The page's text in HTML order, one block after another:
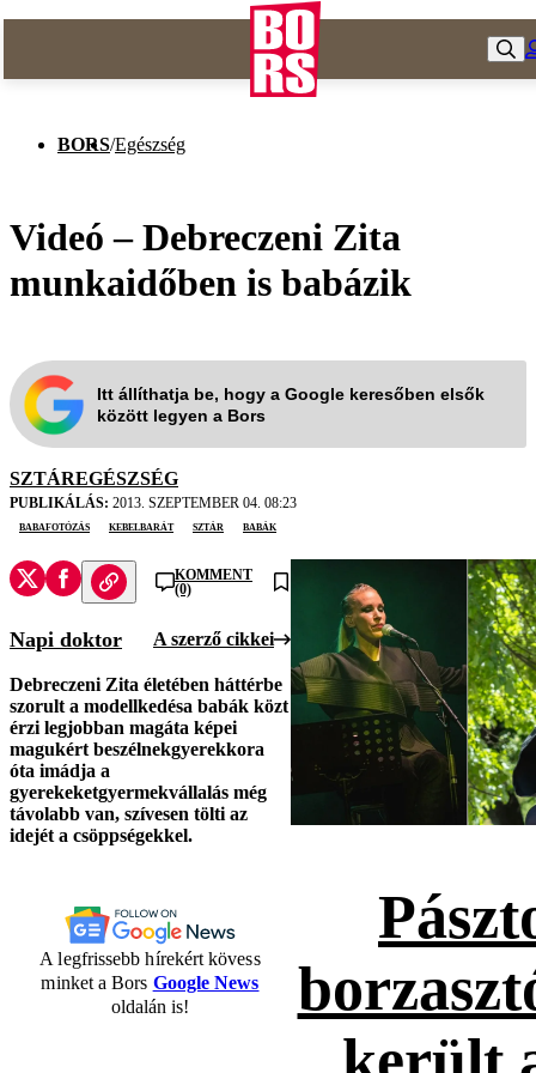
BORS/Egészség
Videó – Debreczeni Zita
munkaidőben is babázik
Itt állíthatja be, hogy a Google keresőben elsők
között legyen a Bors
SZTÁREGÉSZSÉG
PUBLIKÁLÁS: 2013. SZEPTEMBER 04. 08:23
babafotózás
Kebelbarát sztár babák
KOMMENT
(0)
Napi doktor A szerző cikkei
Debreczeni Zita életében háttérbe
szorult a modellkedésa babák közt
érzi legjobban magáta képei
magukért beszélnekgyerekkora
óta imádja a
gyerekeketgyermekvállalás még
távolabb van, szívesen tölti az
idejét a csöppségekkel.
A legfrissebb hírekért kövess
minket a Bors Google News
oldalán is!